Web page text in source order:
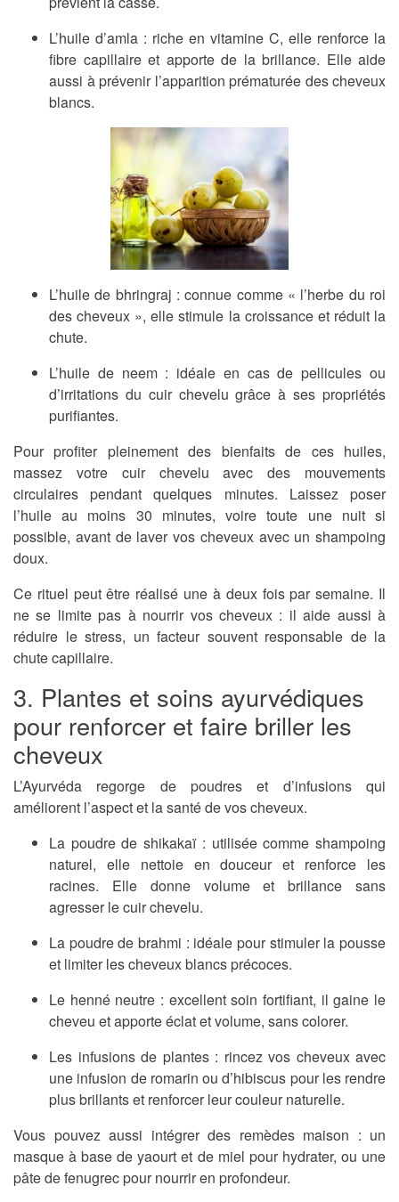
L’huile d’amla : riche en vitamine C, elle renforce la
fibre capillaire et apporte de la brillance. Elle aide
aussi à prévenir l’apparition prématurée des cheveux
blancs.
L’huile de bhringraj : connue comme « l’herbe du roi
des cheveux », elle stimule la croissance et réduit la
chute.
L’huile de neem: idéale en cas de pellicules ou
d’irritations du cuir chevelu grâce à ses propriétés
purifiantes.
Pour profiter pleinement des bienfaits de ces huiles,
massez votre cuir chevelu avec des mouvements
circulaires pendant quelques minutes. Laissez poser
l’huile au moins 30 minutes, voire toute une nuit si
possible, avant de laver vos cheveux avec un shampoing
doux.
Ce rituel peut être réalisé une à deux fois par semaine. Il
ne se limite pas à nourrir vos cheveux : il aide aussi à
réduire le stress, un facteur souvent responsable de la
chute capillaire.
3. Plantes et soins ayurvédiques
pour renforcer et faire briller les
cheveux
L’Ayurvéda regorge de poudres et d’infusions qui
améliorent l’aspect et la santé de vos cheveux.
La poudre de shikakaï: utilisée comme shampoing
naturel, elle nettoie en douceur et renforce les
racines. Elle donne volume et brillance sans
agresser le cuir chevelu.
La poudre de brahmi : idéale pour stimuler la pousse
et limiter les cheveux blancs précoces.
Le henné neutre : excellent soin fortifiant, il gaine le
cheveu et apporte éclat et volume, sans colorer.
Les infusions de plantes: rincez vos cheveux avec
une infusion de romarin ou d’hibiscus pour les rendre
plus brillants et renforcer leur couleur naturelle.
Vous pouvez aussi intégrer des remèdes maison : un
masque à base de yaourt et de miel pour hydrater, ou une
pâte de fenugrec pour nourrir en profondeur.